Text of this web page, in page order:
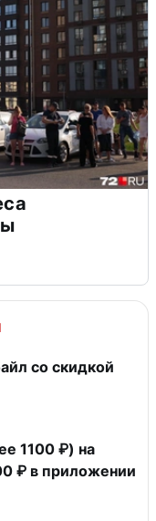
со скидкой
1100 ₽) на
₽ в приложении